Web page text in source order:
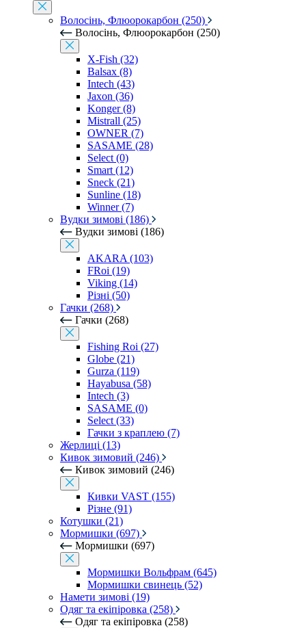
Волосінь, Флюорокарбон (250)
Волосінь, Флюорокарбон (250)
X-Fish (32)
Balsax (8)
Intech (43)
Jaxon (36)
Konger (8)
Mistrall (25)
OWNER (7)
SASAME (28)
Select (0)
Smart (12)
Sneck (21)
Sunline (18)
Winner (7)
Вудки зимові (186)
Вудки зимові (186)
AKARA (103)
FRoi (19)
Viking (14)
Різні (50)
Гачки (268)
Гачки (268)
Fishing Roi (27)
Globe (21)
Gurza (119)
Hayabusa (58)
Intech (3)
SASAME (0)
Select (33)
Гачки з краплею (7)
Жерлиці (13)
Кивок зимовий (246)
Кивок зимовий (246)
Кивки VAST (155)
Різне (91)
Котушки (21)
Мормишки (697)
Мормишки (697)
Мормишки Вольфрам (645)
Мормишки свинець (52)
Намети зимові (19)
Одяг та екіпіровка (258)
Одяг та екіпіровка (258)